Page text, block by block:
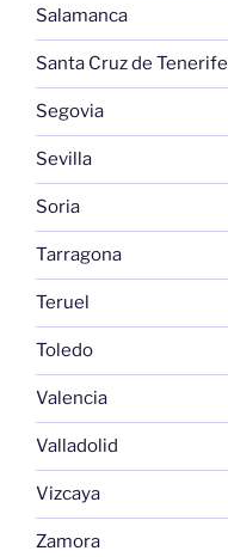
Salamanca
Santa Cruz de Tenerife
Segovia
Sevilla
Soria
Tarragona
Teruel
Toledo
Valencia
Valladolid
Vizcaya
Zamora